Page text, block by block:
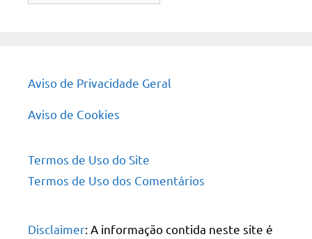
Aviso de Privacidade Geral
Aviso de Cookies
Termos de Uso do Site
Termos de Uso dos Comentários
Disclaimer: A informação contida neste site é